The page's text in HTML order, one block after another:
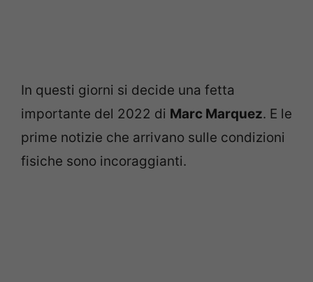
In questi giorni si decide una fetta
importante del 2022 di Marc Marquez. E le
prime notizie che arrivano sulle condizioni
fisiche sono incoraggianti.